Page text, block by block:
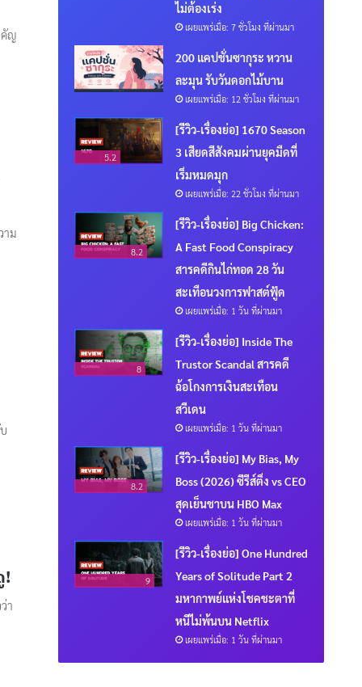
คัญ
าม
!
า
ไม่ต้องเร่ง
เผยแพร่เมื่อ: 7 ชั่วโมง ที่ผ่านมา
200 แคปชั่นซากุระ หวาน
ละมุน รับวันดอกไม้บาน
เผยแพร่เมื่อ: 12 ชั่วโมง ที่ผ่านมา
5.2
[รีวิว-เรื่องย่อ] 1670 Season
3 เสียดสีสังคมผ่านยุคมืดที่
เริ่มหมดมุก
เผยแพร่เมื่อ: 22 ชั่วโมง ที่ผ่านมา
8.2
[รีวิว-เรื่องย่อ] Big Chicken:
A Fast Food Conspiracy
สารคดีกินไก่ทอด 28 วัน
สะเทือนวงการฟาสต์ฟู้ด
เผยแพร่เมื่อ: 1 วัน ที่ผ่านมา
8
[รีวิว-เรื่องย่อ] Inside The
Trustor Scandal สารคดี
ฉ้อโกงการเงินสะเทือน
สวีเดน
เผยแพร่เมื่อ: 1 วัน ที่ผ่านมา
8.2
[รีวิว-เรื่องย่อ] My Bias, My
Boss (2026) ซีรีส์ติ่ง vs CEO
สุดเย็นชาบน HBO Max
เผยแพร่เมื่อ: 1 วัน ที่ผ่านมา
9
[รีวิว-เรื่องย่อ] One Hundred
Years of Solitude Part 2
มหากาพย์แห่งโชคชะตาที่
หนีไม่พ้นบน Netflix
เผยแพร่เมื่อ: 1 วัน ที่ผ่านมา